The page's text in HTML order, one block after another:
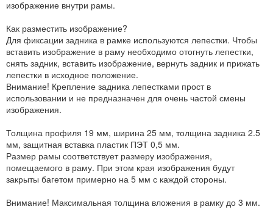
изображение внутри рамы.
Как разместить изображение?
Для фиксации задника в рамке используются лепестки. Чтобы
вставить изображение в раму необходимо отогнуть лепестки,
снять задник, вставить изображение, вернуть задник и прижать
лепестки в исходное положение.
Внимание! Крепление задника лепестками прост в
использовании и не предназначен для очень частой смены
изображения.
Толщина профиля 19 мм, ширина 25 мм, толщина задника 2.5
мм, защитная вставка пластик ПЭТ 0,5 мм.
Размер рамы соответствует размеру изображения,
помещаемого в раму. При этом края изображения будут
закрыты багетом примерно на 5 мм с каждой стороны.
Внимание! Максимальная толщина вложения в рамку до 3 мм.